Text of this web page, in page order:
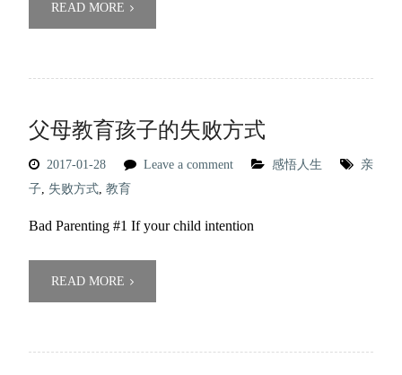
READ MORE
父母教育孩子的失败方式
2017-01-28 Leave a comment 感悟人生
亲
子, 失败方式, 教育
Bad Parenting #1 If your child intention
READ MORE